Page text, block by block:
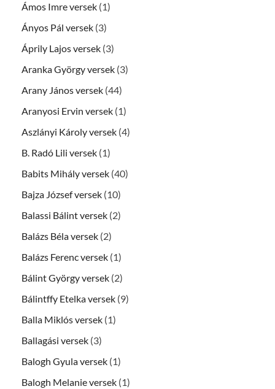
Ámos Imre versek (1)
Ányos Pál versek (3)
Áprily Lajos versek (3)
Aranka György versek (3)
Arany János versek (44)
Aranyosi Ervin versek (1)
Aszlányi Károly versek (4)
B. Radó Lili versek (1)
Babits Mihály versek (40)
Bajza József versek (10)
Balassi Bálint versek (2)
Balázs Béla versek (2)
Balázs Ferenc versek (1)
Bálint György versek (2)
Bálintffy Etelka versek (9)
Balla Miklós versek (1)
Ballagási versek (3)
Balogh Gyula versek (1)
Balogh Melanie versek (1)